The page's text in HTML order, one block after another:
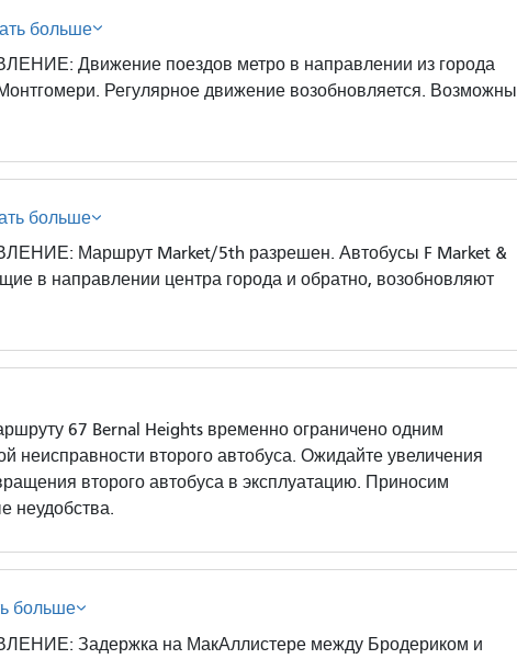
больше
Движение поездов метро в направлении из города
Регулярное движение возобновляется. Возможны
больше
Маршрут Market/5th разрешен. Автобусы F Market &
в направлении центра города и обратно, возобновляют
67 Bernal Heights временно ограничено одним
неисправности второго автобуса. Ожидайте увеличения
второго автобуса в эксплуатацию. Приносим
неудобства.
больше
Задержка на МакАллистере между Бродериком и